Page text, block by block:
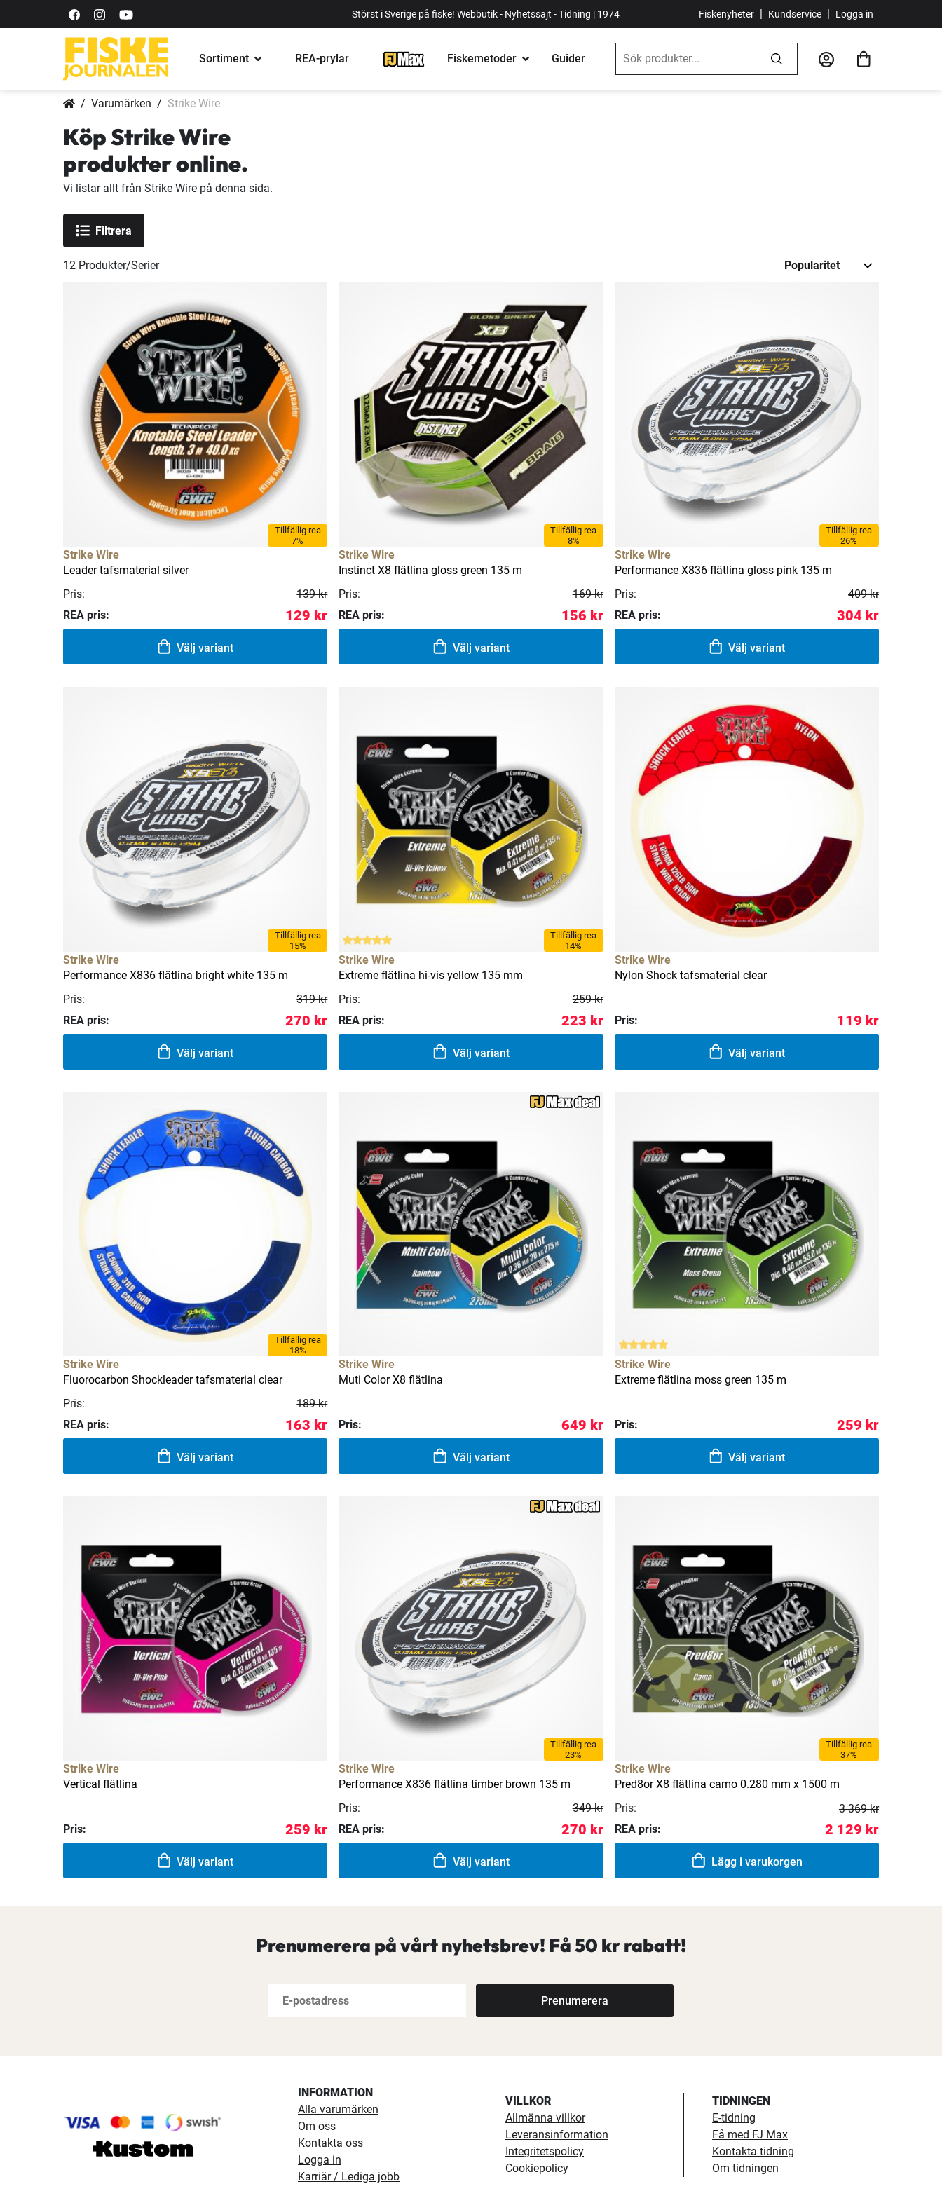
Störst i Sverige på fiske! Webbutik - Nyhetssajt - Tidning | 1974 Fiskenyheter | Kundservice | Logga in
Sortiment REA-prylar Fiskemetoder Guider
Varumärken Strike Wire
Köp Strike Wire
produkter online.
Vi listar allt från Strike Wire på denna sida.
Filtrera
12 Produkter/Serier
Tillfällig rea
7%
Strike Wire
Leader tafsmaterial silver
Pris:
139 kr
REA pris:
129 kr
Välj variant
Tillfällig rea
8%
Strike Wire
Instinct X8 flätlina gloss green 135 m
Pris:
169 kr
REA pris:
156 kr
Välj variant
Tillfällig rea
26%
Strike Wire
Performance X836 flätlina gloss pink 135 m
Pris:
409 kr
REA pris:
304 kr
Välj variant
Tillfällig rea
15%
Strike Wire
Performance X836 flätlina bright white 135 m
Pris:
319 kr
REA pris:
270 kr
Välj variant
Tillfällig rea
14%
Strike Wire
Extreme flätlina hi-vis yellow 135 mm
Pris:
259 kr
REA pris:
223 kr
Välj variant
Strike Wire
Nylon Shock tafsmaterial clear
Pris: 119 kr
Välj variant
Tillfällig rea
18%
Strike Wire
Fluorocarbon Shockleader tafsmaterial clear
Pris:
189 kr
REA pris:
163 kr
Välj variant
Strike Wire
Muti Color X8 flätlina
Pris: 649 kr
Välj variant
Strike Wire
Extreme flätlina moss green 135 m
Pris: 259 kr
Välj variant
Strike Wire
Vertical flätlina
Pris: 259 kr
Välj variant
Tillfällig rea
23%
Strike Wire
Performance X836 flätlina timber brown 135 m
Pris:
349 kr
REA pris:
270 kr
Välj variant
Tillfällig rea
37%
Strike Wire
Pred8or X8 flätlina camo 0.280 mm x 1500 m
Pris:
3 369 kr
REA pris:
2 129 kr
Lägg i varukorgen
Prenumerera på vårt nyhetsbrev! Få50 kr rabatt!
Prenumerera
INFORMATION
Alla varumärken
Om oss
Kontakta oss
Logga in
Karriär / Lediga jobb
VILLKOR
Allmänna villkor
Leveransinformation
Integritetspolicy
Cookiepolicy
TIDNINGEN
E-tidning
Få med FJ Max
Kontakta tidning
Om tidningen